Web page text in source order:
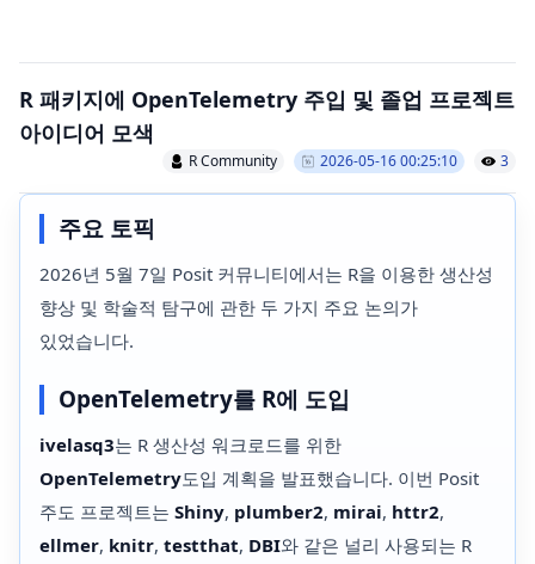
R 패키지에 OpenTelemetry 주입 및 졸업 프로젝트
아이디어 모색
R Community 2026-05-16 00:25:10 3
주요 토픽
2026년 5월 7일 Posit 커뮤니티에서는 R을 이용한 생산성
향상 및 학술적 탐구에 관한 두 가지 주요 논의가
있었습니다.
OpenTelemetry를 R에 도입
ivelasq3는 R 생산성 워크로드를 위한
OpenTelemetry도입 계획을 발표했습니다. 이번 Posit
주도 프로젝트는 Shiny, plumber2, mirai, httr2,
ellmer, knitr, testthat, DBI와 같은 널리 사용되는 R